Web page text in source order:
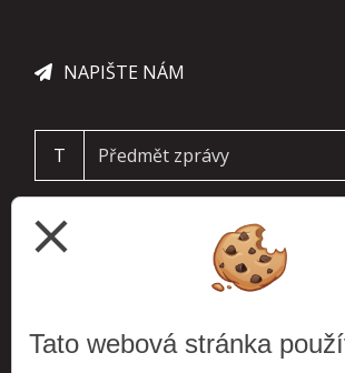
NAPIŠTE NÁM
T
close
Tato webová stránka